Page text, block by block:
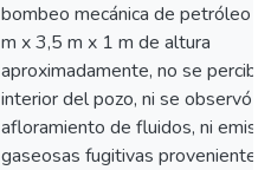
bombeo mecánica de petróleo
m x 3,5 m x 1 m de altura
aproximadamente, no se
interior del pozo, ni se observó
afloramiento de fluidos, ni
gaseosas fugitivas